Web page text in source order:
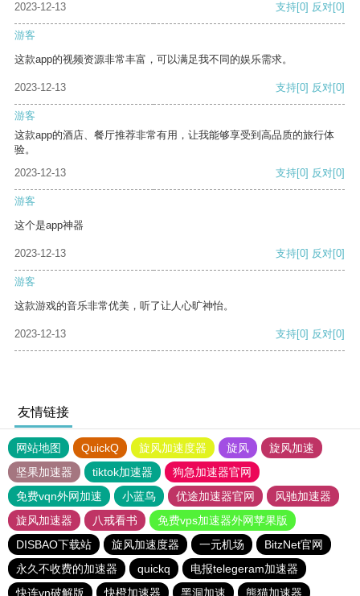
2023-12-13
支持[0] 反对[0]
游客
这款app的视频资源非常丰富，可以满足我不同的娱乐需求。
2023-12-13 支持[0] 反对[0]
游客
这款app的酒店、餐厅推荐非常有用，让我能够享受到高品质的旅行体
验。
2023-12-13
支持[0] 反对[0]
游客
这个是app神器
2023-12-13 支持[0] 反对[0]
游客
这款游戏的音乐非常优美，听了让人心旷神怡。
2023-12-13 支持[0] 反对[0]
友情链接
网站地图 QuickQ 旋风加速度器 旋风
旋风加速
坚果加速器
tiktok加速器
狗急加速器官网
免费vqn外网加速
小蓝鸟 优途加速器官网
风驰加速器
旋风加速器
八戒看书
免费vps加速器外网苹果版
DISBAO下载站
旋风加速度器 一元机场
BitzNet官网
永久不收费的加速器
quickq
电报telegeram加速器
快连vn破解版
快橙加速器 黑洞加速 熊猫加速器